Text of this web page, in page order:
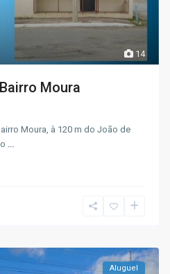
14
Moura
Moura, à 120 m do João de
...
Aluguel